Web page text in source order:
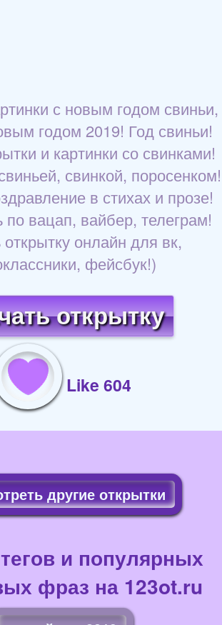
с новым годом свиньи,
годом 2019! Год свиньи!
и картинки со свинками!
свинкой, поросенком!
в стихах и прозе!
по вацап, вайбер, телеграм!
открытку онлайн для вк,
фейсбук!)
открытку
Like 604
другие открытки
и популярных
фраз на 123ot.ru